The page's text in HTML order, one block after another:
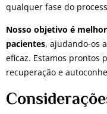
qualquer fase do
Nosso objetivo é
pacientes, ajudando-os
eficaz. Estamos prontos
recuperação e